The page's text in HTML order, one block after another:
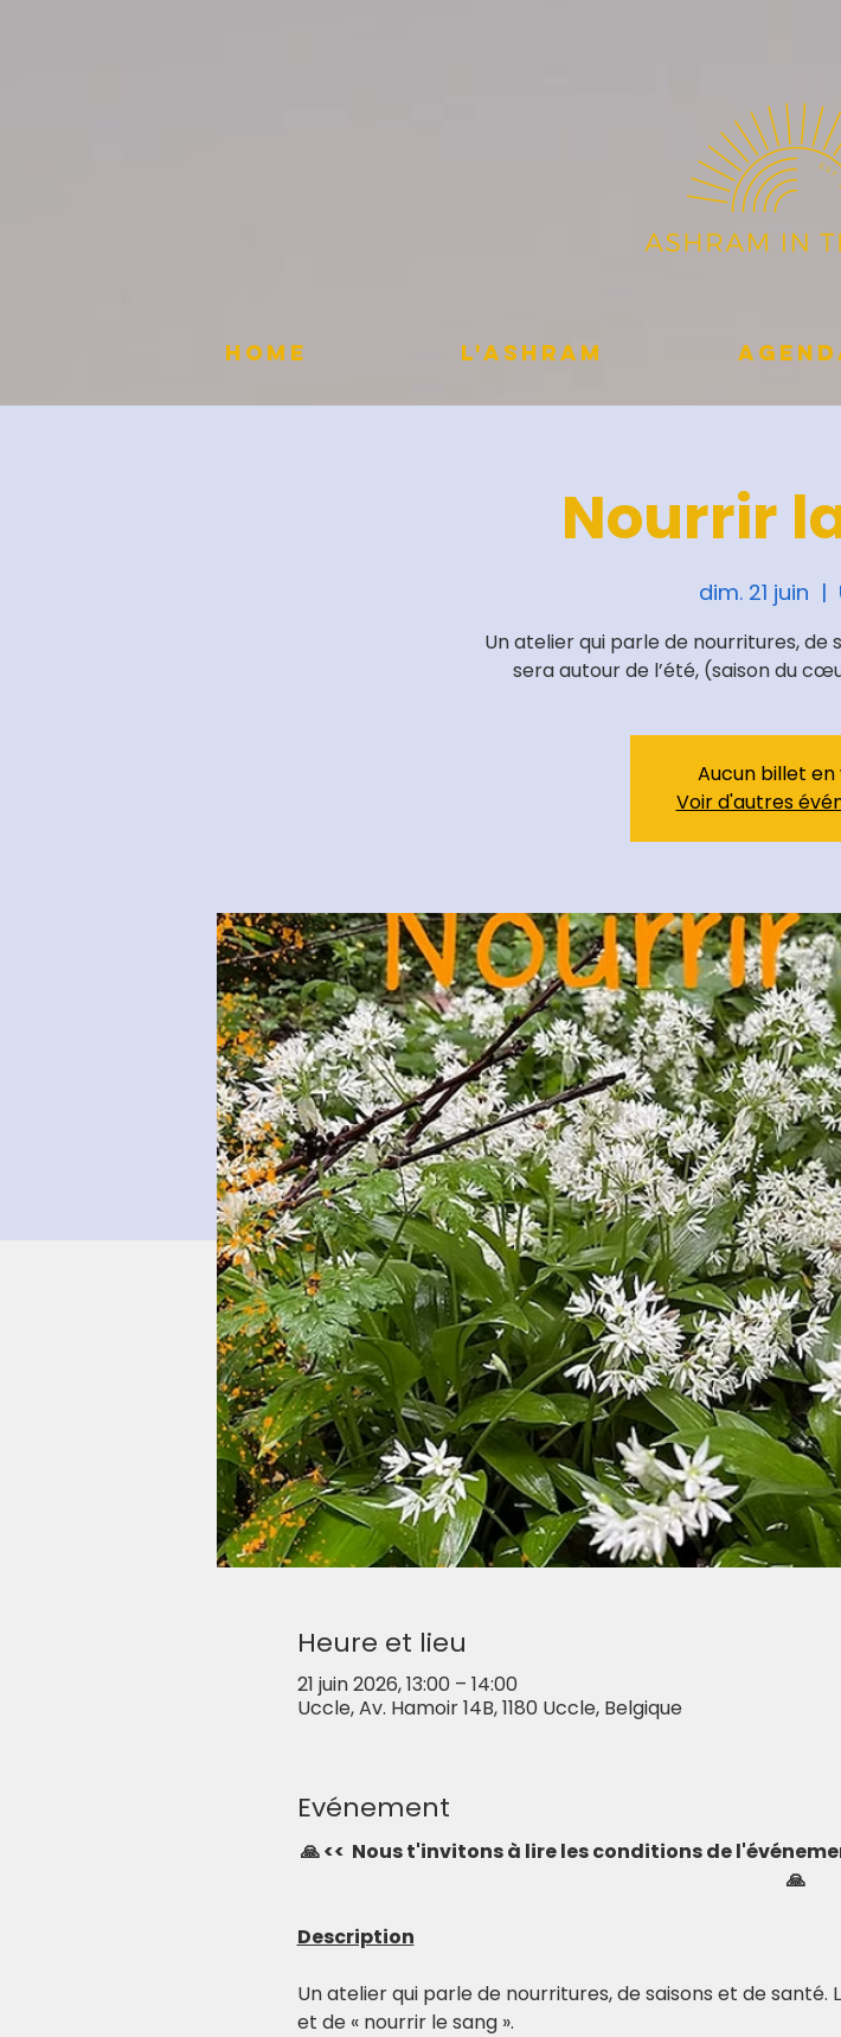
HOME L'Ashram
Nourrir
dim. 21 juin
  |
Un atelier qui parle de nourritures, de
sera autour de l’été, (saison du
Aucun billet
Voir d'autres
Heure et lieu
21 juin 2026, 13:00 – 14:00
Uccle, Av. Hamoir 14B, 1180 Uccle, Belgique
Evénement
🙏 <<  Nous t'invitons à lire les conditions de
🙏
Description
Un atelier qui parle de nourritures, de saisons et de
et de « nourrir le sang ».